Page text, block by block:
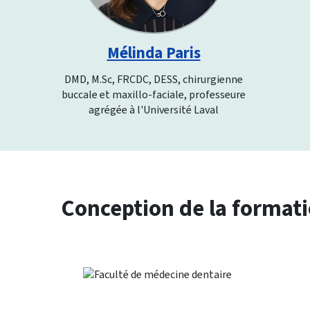
Mélinda Paris
DMD, M.Sc, FRCDC, DESS, chirurgienne
buccale et maxillo-faciale, professeure
agrégée à l'Université Laval
Conception de la